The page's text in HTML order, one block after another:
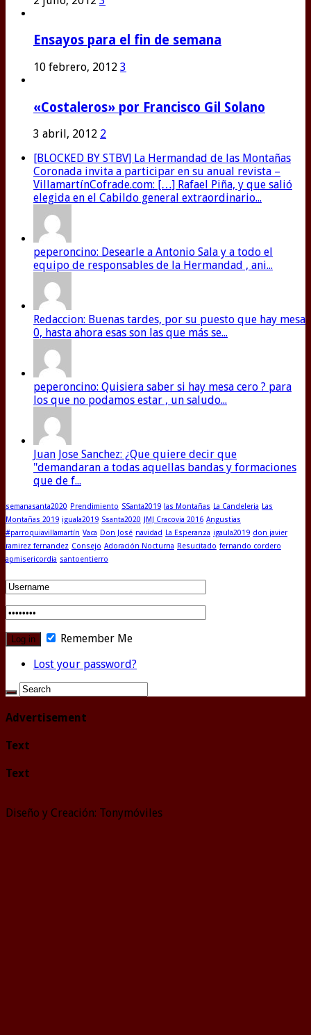
Ensayos para el fin de semana
10 febrero, 2012 3
«Costaleros» por Francisco Gil Solano
3 abril, 2012 2
[BLOCKED BY STBV] La Hermandad de las Montañas
Coronada invita a participar en su anual revista –
VillamartínCofrade.com: […] Rafael Piña, y que salió
elegida en el Cabildo general extraordinario...
peperoncino: Desearle a Antonio Sala y a todo el
equipo de responsables de la Hermandad , ani...
Redaccion: Buenas tardes, por su puesto que hay mesa
0, hasta ahora esas son las que más se...
peperoncino: Quisiera saber si hay mesa cero ? para
los que no podamos estar , un saludo...
Juan Jose Sanchez: ¿Que quiere decir que
"demandaran a todas aquellas bandas y formaciones
que de f...
semanasanta2020 Prendimiento SSanta2019 las Montañas La Candeleria Las
Montañas 2019 iguala2019 Ssanta2020 JMJ Cracovia 2016 Angustias
#parroquiavillamartín Vaca Don José navidad La Esperanza igaula2019 don javier
ramirez fernandez Consejo Adoración Nocturna Resucitado fernando cordero
apmisericordia santoentierro
Remember Me
Lost your password?
Advertisement
Text
Text
Diseño y Creación: Tonymóviles